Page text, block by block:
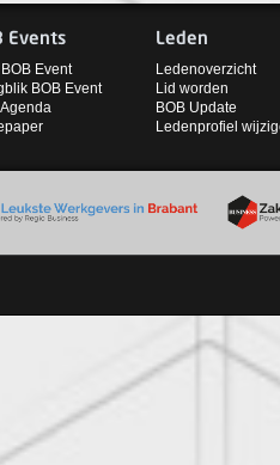
Events
Event
BOB Event
Agenda
Leden
Ledenoverzicht
Lid worden
BOB Update
Ledenprofiel